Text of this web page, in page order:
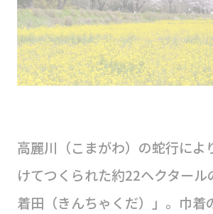
高麗川（こまがわ）の蛇行によ
けてつくられた約22ヘクタール
着田（きんちゃくだ）」。巾着